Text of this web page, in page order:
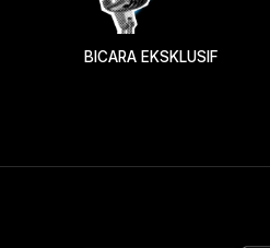
BICARA EKSKLUSIF